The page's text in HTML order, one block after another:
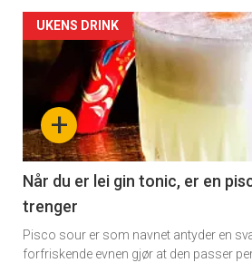
+
UKENS DRINK
Når du er lei gin tonic, er en
trenger
Pisco sour er som navnet antyder en
forfriskende evnen gjør at den passer